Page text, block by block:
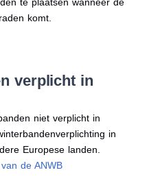
komt.
verplicht in
niet verplicht in
in
Europese landen.
de ANWB